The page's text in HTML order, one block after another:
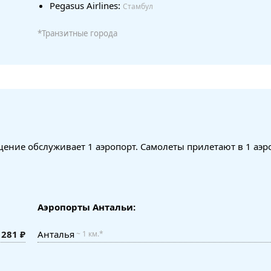
Pegasus Airlines: Стамбул
*Транзитные города
обслуживает 1 аэропорт. Самолеты прилетают в 1
₽
Аэропорты Антальи:
Анталья~ 1 км.*